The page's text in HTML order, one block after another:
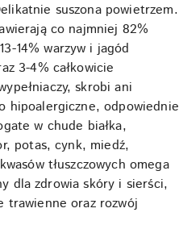
suszona powietrzem.
co najmniej 82%
14% warzyw i jagód
3-4% całkowicie
skrobi ani
hipoalergiczne, odpowiednie
w chude białka,
potas, cynk, miedź,
tłuszczowych omega
dla zdrowia skóry i sierści,
trawienne oraz rozwój